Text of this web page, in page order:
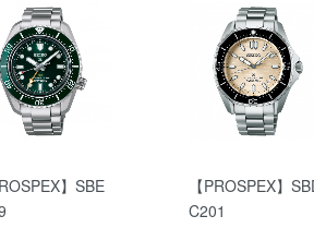
】SBE
【PROSPEX】
C201